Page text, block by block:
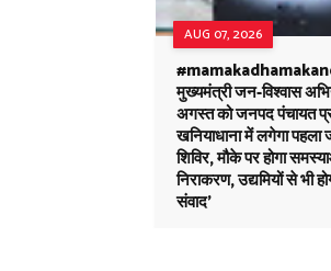
AUG 07, 2026
मुख्यमंत्री जन-विश्वास
अगस्त को जनपद पंचायत
खनियाधाना में लगेगा
शिविर, मौके पर होगा
निराकरण, उद्यमियों से भी
संवाद'